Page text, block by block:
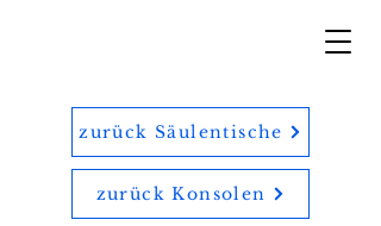
zurück Säulentische
zurück Konsolen